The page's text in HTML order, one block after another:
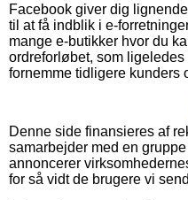
Facebook giver dig
til at få indblik i e-
mange e-butikker hvor du
ordreforløbet, som
fornemme tidligere kunders
Denne side finansieres af
samarbejder med en
annoncerer
for så vidt de brugere vi